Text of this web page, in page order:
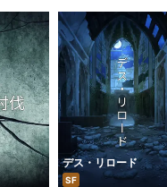
デス・リロード
SF